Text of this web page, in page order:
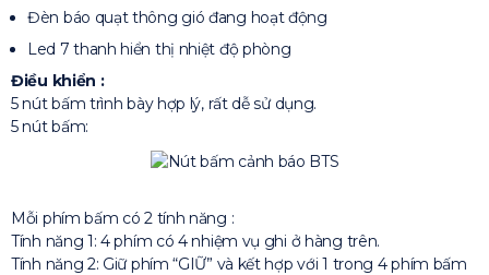
Đèn báo quạt thông gió đang hoạt động
Led 7 thanh hiển thị nhiệt độ phòng
Điều khiển :
5 nút bấm trình bày hợp lý, rất dễ sử dụng.
5 nút bấm:
Mỗi phím bấm có 2 tính năng :
Tính năng 1: 4 phím có 4 nhiệm vụ ghi ở hàng trên.
Tính năng 2: Giữ phím “GIỮ” và kết hợp với 1 trong 4 phím bấm